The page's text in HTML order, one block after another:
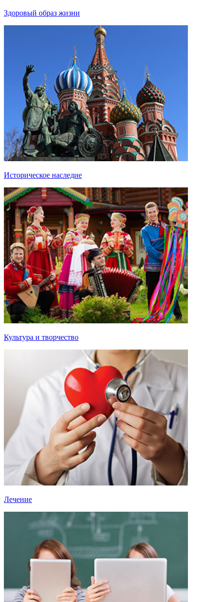
Здоровый образ жизни
Историческое наследие
Культура и творчество
Лечение